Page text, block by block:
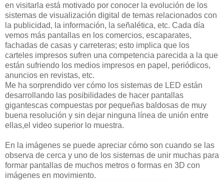
en visitarla está motivado por conocer la evolución de los
sistemas de visualización digital de temas relacionados con
la publicidad, la información, la señalética, etc. Cada día
vemos más pantallas en los comercios, escaparates,
fachadas de casas y carreteras; esto implica que los
carteles impresos sufren una competencia parecida a la que
están sufriendo los medios impresos en papel, periódicos,
anuncios en revistas, etc.
Me ha sorprendido ver cómo los sistemas de LED están
desarrollando las posibilidades de hacer pantallas
gigantescas compuestas por pequeñas baldosas de muy
buena resolución y sin dejar ninguna línea de unión entre
ellas,el video superior lo muestra.
En la imágenes se puede apreciar cómo son cuando se las
observa de cerca y uno de los sistemas de unir muchas para
formar pantallas de muchos metros o formas en 3D con
imágenes en movimiento.